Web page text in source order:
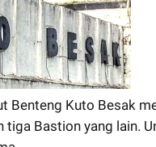
Benteng Kuto Besak
tiga Bastion yang lain.